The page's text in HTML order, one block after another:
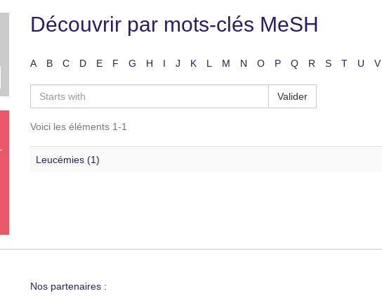
Découvrir par mots-clés MeSH
A B C D E F G H I J K L M N O P Q R S T U V
Valider
Voici les éléments 1-1
Leucémies (1)
Nos partenaires :